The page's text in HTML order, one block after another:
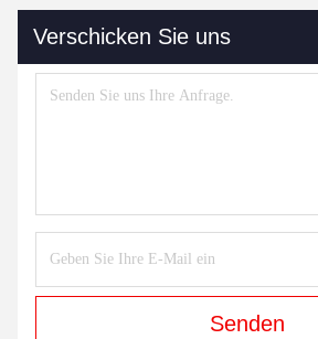
Verschicken Sie uns
Senden